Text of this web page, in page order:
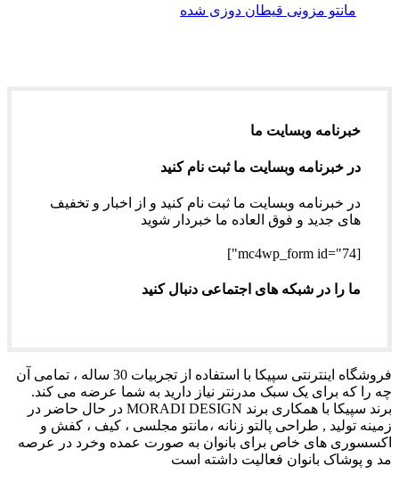
مانتو مزونی قیطان دوزی شده
خبرنامه وبسایت ما
در خبرنامه وبسایت ما ثبت نام کنید
در خبرنامه وبسایت ما ثبت نام کنید و از اخبار و تخفیف
های جدید و فوق العاده ما خبردار شوید
[mc4wp_form id="74"]
ما را در شبکه های اجتماعی دنبال کنید
فروشگاه اینترنتی سپیکا با استفاده از تجربیات 30 ساله ، تمامی آن
چه را که برای یک سبک مدرنتر نیاز دارید به شما عرضه می کند.
برند سپیکا با همکاری برند MORADI DESIGN در حال حاضر در
زمینه تولید , طراحی پالتو زنانه ،مانتو مجلسی ، کیف ، کفش و
اکسسوری های خاص برای بانوان به صورت عمده وخرد در عرصه
مد و پوشاک بانوان فعالیت داشته است